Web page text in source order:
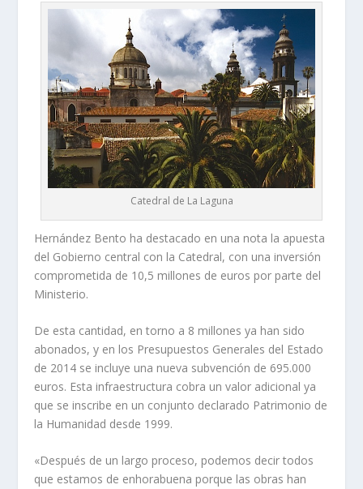
Catedral de La Laguna
Hernández Bento ha destacado en una nota la apuesta
del Gobierno central con la Catedral, con una inversión
comprometida de 10,5 millones de euros por parte del
Ministerio.
De esta cantidad, en torno a 8 millones ya han sido
abonados, y en los Presupuestos Generales del Estado
de 2014 se incluye una nueva subvención de 695.000
euros. Esta infraestructura cobra un valor adicional ya
que se inscribe en un conjunto declarado Patrimonio de
la Humanidad desde 1999.
«Después de un largo proceso, podemos decir todos
que estamos de enhorabuena porque las obras han